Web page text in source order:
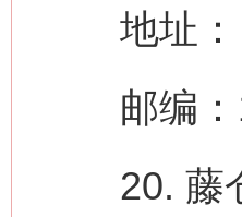
地址：
邮编：
20. 藤仓
在谋一域中谋全局